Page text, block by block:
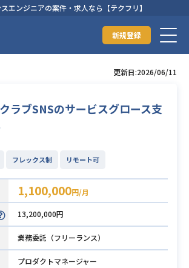
エンジニアの案件・求人なら【テクフリ】
新規登録
更新日:2026/06/11
ラブSNSのサービスグロース支
フレックス制 リモート可
1,100,000円/月
13,200,000円
業務委託（フリーランス）
プロダクトマネージャー